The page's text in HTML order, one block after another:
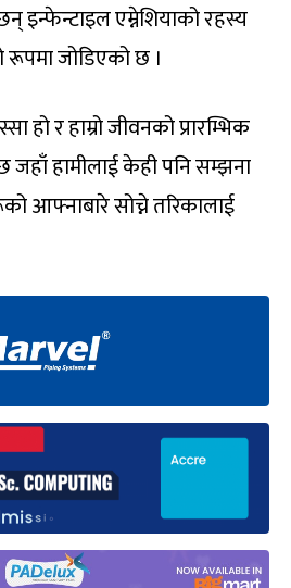
इन्फेन्टाइल एम्नेशियाको रहस्य
रूपमा जोडिएको छ ।
हो र हाम्रो जीवनको प्रारम्भिक
जहाँ हामीलाई केही पनि सम्झना
आफ्नाबारे सोच्ने तरिकालाई